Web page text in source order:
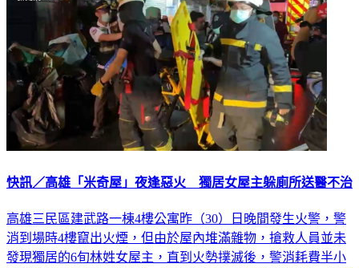
高雄三民區建武路一棟4樓公寓昨（30）日晚間發生火警，警
消到場時4樓竄出火煙，但由於屋內堆滿雜物，搶救人員並未